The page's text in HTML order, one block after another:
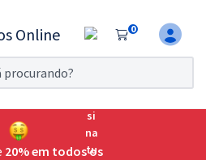
0
por 7 dias!
para o Exame da
20% em todos os